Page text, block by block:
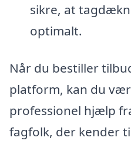
sikre, at
optimalt.
Når du bestiller
platform, kan du
professionel hjælp
fagfolk, der kender